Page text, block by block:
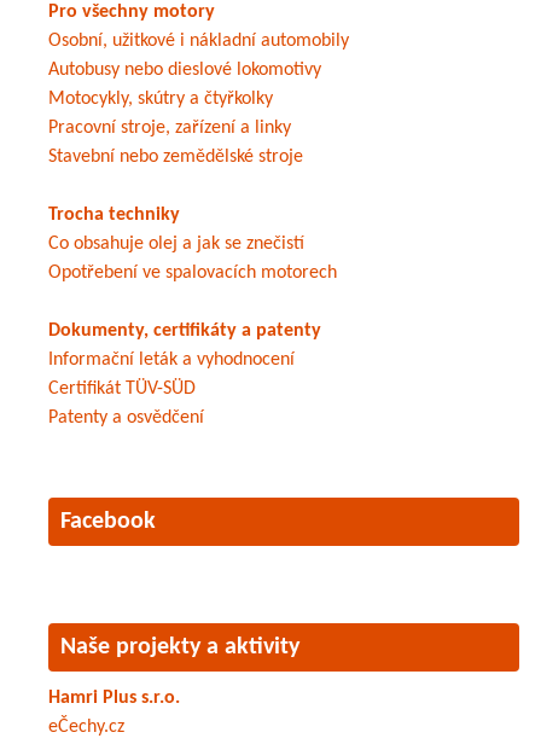
Pro všechny motory
Osobní, užitkové i nákladní automobily
Autobusy nebo dieslové lokomotivy
Motocykly, skútry a čtyřkolky
Pracovní stroje, zařízení a linky
Stavební nebo zemědělské stroje
Trocha techniky
Co obsahuje olej a jak se znečistí
Opotřebení ve spalovacích motorech
Dokumenty, certifikáty a patenty
Informační leták a vyhodnocení
Certifikát TÜV-SÜD
Patenty a osvědčení
Facebook
Naše projekty a aktivity
Hamri Plus s.r.o.
eČechy.cz